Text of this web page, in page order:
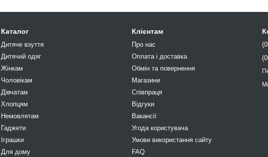
Каталог
Дитяче взуття
Дитячий одяг
Жінкам
Чоловікам
Дівчатам
Хлопцям
Немовлятам
Гаджети
Іграшки
Для дому
Клієнтам
Про нас
Оплата і доставка
Обмін та повернення
Магазини
Співпраця
Відгуки
Вакансії
Угода користувача
Умови використання сайту
FAQ